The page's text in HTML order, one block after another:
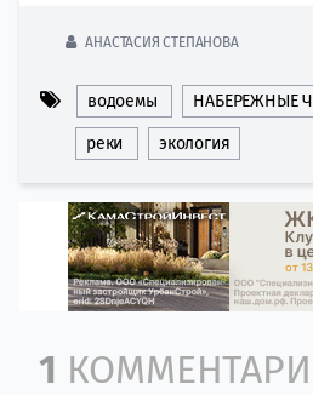
АНАСТАСИЯ СТЕПАНОВА
водоемы НАБЕРЕЖНЫЕ
реки экология
Comment
1